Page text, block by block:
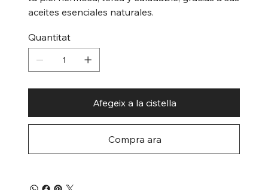
aceites esenciales naturales.
Quantitat
Afegeix a la cistella
Compra ara